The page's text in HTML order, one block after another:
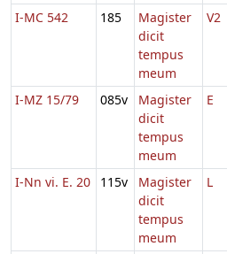
I-MC 542 185
Magister
dicit
tempus
meum
V2
I-MZ 15/79 085v
Magister
dicit
tempus
meum
E
I-Nn vi. E. 20 115v
Magister
dicit
tempus
meum
L